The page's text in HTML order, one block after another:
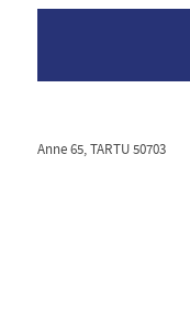
Anne 65, TARTU 50703